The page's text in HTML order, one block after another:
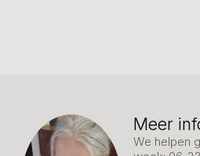
Meer
We helpen